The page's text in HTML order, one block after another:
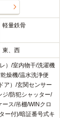
軽量鉄骨
東、西
）/室内物干/洗濯機
燥機/温水洗浄便
ア）/玄関センサー
ジ/防犯シャッター/
ス/吊棚/WINクロ
ー付)/暗証番号式キ